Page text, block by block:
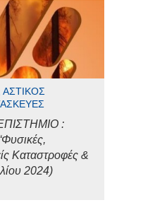
:
Καταστροφές &
2024)